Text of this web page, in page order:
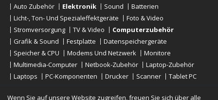
Auto Zubehör
Elektronik Sound
Batterien
Licht-, Ton- Und Spezialeffektgeräte
Foto & Video
Stromversorgung
TV & Video
Computerzubehör
Grafik & Sound
Festplatte
Datenspeichergeräte
Speicher & CPU
Modems Und Netzwerk
Monitore
Multimedia-Computer
Netbook-Zubehör
Laptop-Zubehör
Laptops
PC-Komponenten Drucker Scanner
Tablet PC
Wenn Sie auf unsere Website zugreifen, freuen Sie sich über alle